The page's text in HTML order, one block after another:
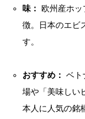
味： 欧州産ホッ
徴。日本のエビ
す。
おすすめ： ベト
場や「美味しい
本人に人気の銘